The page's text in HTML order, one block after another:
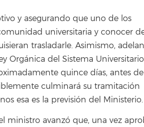
y asegurando que uno de los
universitaria y conocer
trasladarle. Asimismo,
Orgánica del Sistema Universitario
quince días, antes
culminará su tramitación
esa es la previsión del Ministerio.
ministro avanzó que, una vez